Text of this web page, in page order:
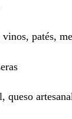
vinos, patés,